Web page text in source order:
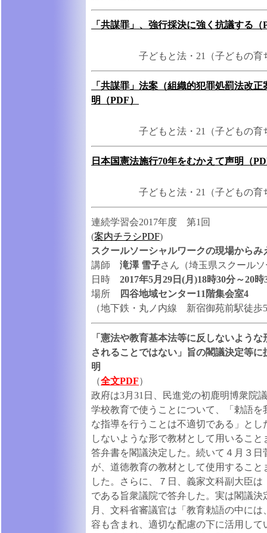
「共謀罪」、強行採決に強く抗議する（
子どもと法・21（子どもの
「共謀罪」法案（組織的犯罪処罰法改
明（PDF）
子どもと法・21（子どもの
日本国憲法施行70年をむかえて声明（
子どもと法・21（子どもの
連続学習会2017年度 第1回
(案内チラシPDF)
スクールソーシャルワークの現場からみ
講師 滝澤 雪子さん（埼玉県スクール
日時 2017年5月29日(月)18時30分～20時
場所
四谷地域センター11階集会室4
（地下鉄・丸ノ内線 新宿御苑前駅徒歩
「憲法や教育基本法等に反しないよう
されることではない」旨の閣議決定等
明
（全文PDF）
政府は3月31日、民進党の初鹿明博衆院
学校教育で使うことについて、「勅語
な指導を行うことは不適切である」と
しないような形で教材として用いるこ
答弁書を閣議決定した。続いて４月３
が、道徳教育の教材として使用するこ
した。さらに、７日、義家文科副大臣
である旨衆議院で答弁した。実は閣議
月、文科省審議官は「教育勅語の中に
容も含まれ、適切な配慮の下に活用し